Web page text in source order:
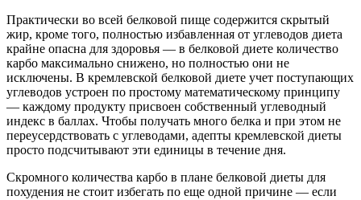
Практически во всей белковой пище содержится скрытый
жир, кроме того, полностью избавленная от углеводов диета
крайне опасна для здоровья — в белковой диете количество
карбо максимально снижено, но полностью они не
исключены. В кремлевской белковой диете учет поступающих
углеводов устроен по простому математическому принципу
— каждому продукту присвоен собственный углеводный
индекс в баллах. Чтобы получать много белка и при этом не
переусердствовать с углеводами, адепты кремлевской диеты
просто подсчитывают эти единицы в течение дня.
Скромного количества карбо в плане белковой диеты для
похудения не стоит избегать по еще одной причине — если